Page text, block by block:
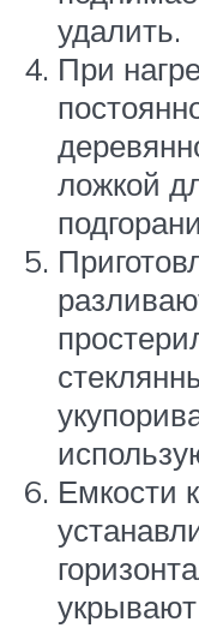
удалить.
При
ложкой
Емкости